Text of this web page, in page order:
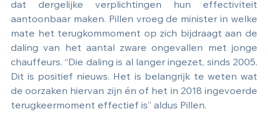
dat dergelijke verplichtingen hun effectiviteit
aantoonbaar maken. Pillen vroeg de minister in welke
mate het terugkommoment op zich bijdraagt aan de
daling van het aantal zware ongevallen met jonge
chauffeurs. “Die daling is al langer ingezet, sinds 2005.
Dit is positief nieuws. Het is belangrijk te weten wat
de oorzaken hiervan zijn én of het in 2018 ingevoerde
terugkeermoment effectief is” aldus Pillen.